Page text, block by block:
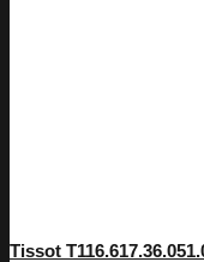
Tissot